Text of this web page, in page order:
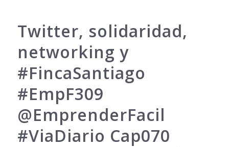
Twitter, solidaridad,
networking y
#FincaSantiago
#EmpF309
@EmprenderFacil
#ViaDiario Cap070